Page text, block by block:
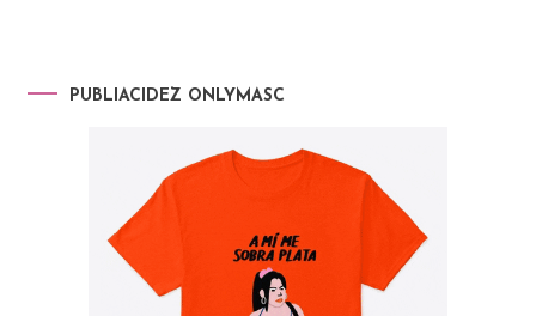
PUBLIACIDEZ ONLYMASC